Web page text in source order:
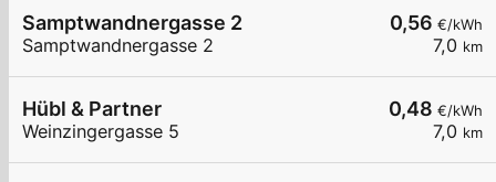
0,56 €/kWh
7,0 km
Samptwandnergasse 2
Samptwandnergasse 2
0,48 €/kWh
7,0 km
Hübl & Partner
Weinzingergasse 5